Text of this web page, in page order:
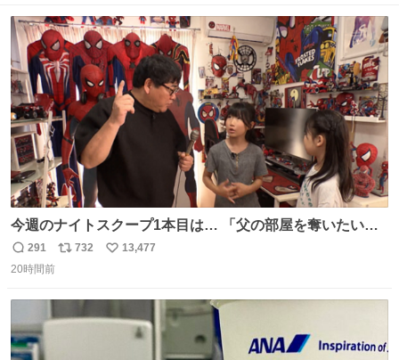
浜八景島シーパラダイス
ト
数
数
今週のナイトスクープ1本目は… 「父の部屋を奪いたい姉
妹」
返
信
291
リ
732
い
13,477
20時間前